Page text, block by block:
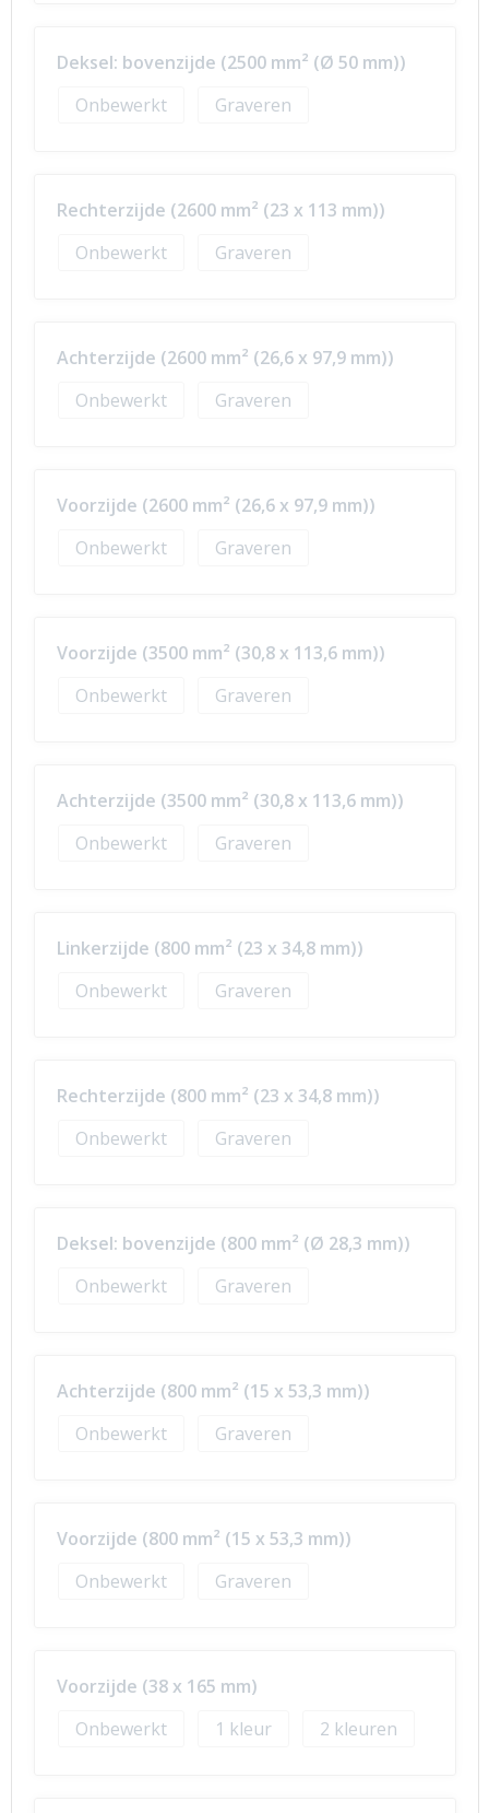
Deksel: bovenzijde (2500 mm² (Ø 50 mm))
Onbewerkt
Graveren
Rechterzijde (2600 mm² (23 x 113 mm))
Onbewerkt
Graveren
Achterzijde (2600 mm² (26,6 x 97,9 mm))
Onbewerkt
Graveren
Voorzijde (2600 mm² (26,6 x 97,9 mm))
Onbewerkt
Graveren
Voorzijde (3500 mm² (30,8 x 113,6 mm))
Onbewerkt
Graveren
Achterzijde (3500 mm² (30,8 x 113,6 mm))
Onbewerkt
Graveren
Linkerzijde (800 mm² (23 x 34,8 mm))
Onbewerkt
Graveren
Rechterzijde (800 mm² (23 x 34,8 mm))
Onbewerkt
Graveren
Deksel: bovenzijde (800 mm² (Ø 28,3 mm))
Onbewerkt
Graveren
Achterzijde (800 mm² (15 x 53,3 mm))
Onbewerkt
Graveren
Voorzijde (800 mm² (15 x 53,3 mm))
Onbewerkt
Graveren
Voorzijde (38 x 165 mm)
Onbewerkt
1 2